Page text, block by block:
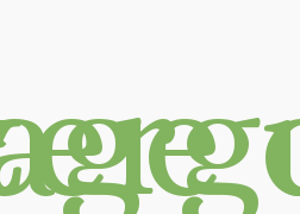
Val